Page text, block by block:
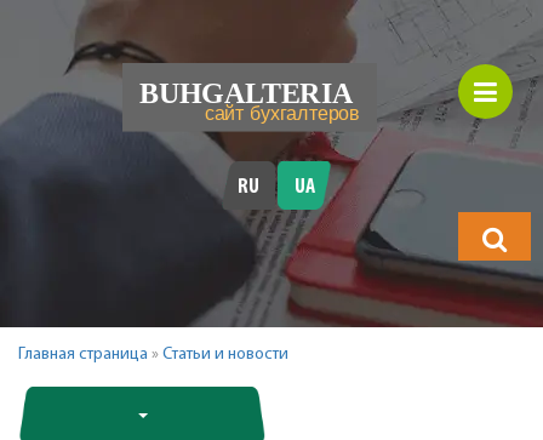
RU UA
Главная страница » Статьи и новости